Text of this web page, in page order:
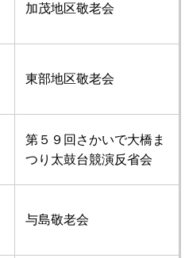
加茂地区敬老会
東部地区敬老会
第５９回さかいで大橋ま
つり太鼓台競演反省会
与島敬老会